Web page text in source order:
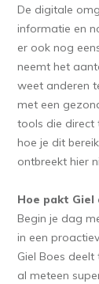
De digitale
informatie en
er ook nog
neemt het
weet anderen
met een
tools die direct
hoe je dit
ontbreekt hier
Hoe pakt Giel
Begin je dag
in een
Giel Boes
al meteen